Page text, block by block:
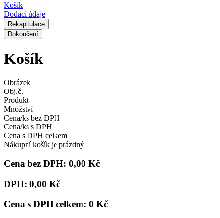
Košík
Dodací údaje
Rekapitulace
Dokončení
Košík
Obrázek
Obj.č.
Produkt
Množství
Cena/ks bez DPH
Cena/ks s DPH
Cena s DPH celkem
Nákupní košík je prázdný
Cena bez DPH: 0,00 Kč
DPH: 0,00 Kč
Cena s DPH celkem: 0 Kč